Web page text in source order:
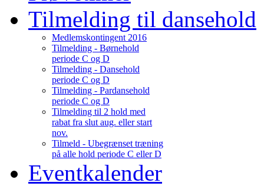
Tilmelding til dansehold
Medlemskontingent 2016
Tilmelding - Børnehold
periode C og D
Tilmelding - Dansehold
periode C og D
Tilmelding - Pardansehold
periode C og D
Tilmelding til 2 hold med
rabat fra slut aug. eller start
nov.
Tilmeld - Ubegrænset træning
på alle hold periode C eller D
Eventkalender